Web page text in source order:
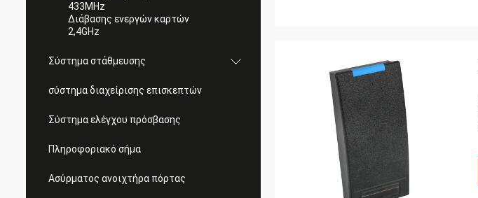
433MHz
Διάβασης ενεργών καρτών
2,4GHz
Σύστημα στάθμευσης
σύστημα διαχείρισης επισκεπτών
Σύστημα ελέγχου πρόσβασης
Πληροφοριακό σήμα
Ασύρματος ανοιχτήρα πόρτας